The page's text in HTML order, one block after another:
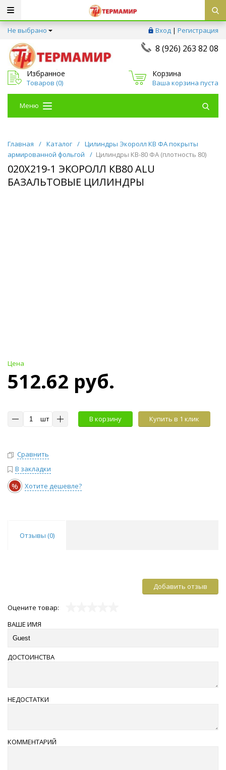
Не выбрано Вход | Регистрация
8 (926) 263 82 08
Избранное
Товаров (0)
Корзина
Ваша корзина пуста
Меню
Главная / Каталог / Цилиндры Экоролл КВ ФА покрыты
армированной фольгой
/ Цилиндры КВ-80 ФА (плотность 80)
020Х219-1 ЭКОРОЛЛ КВ80 ALU
БАЗАЛЬТОВЫЕ ЦИЛИНДРЫ
Цена
512.62 руб.
шт В корзину Купить в 1 клик
Сравнить
В закладки
% Хотите дешевле?
Отзывы (0)
Добавить отзыв
Оцените товар:
ВАШЕ ИМЯ
ДОСТОИНСТВА
НЕДОСТАТКИ
КОММЕНТАРИЙ